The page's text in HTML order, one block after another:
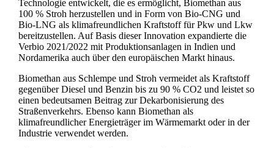
Technologie entwickelt, die es ermöglicht, Biomethan aus
100 % Stroh herzustellen und in Form von Bio-CNG und
Bio-LNG als klimafreundlichen Kraftstoff für Pkw und Lkw
bereitzustellen. Auf Basis dieser Innovation expandierte die
Verbio 2021/2022 mit Produktionsanlagen in Indien und
Nordamerika auch über den europäischen Markt hinaus.
Biomethan aus Schlempe und Stroh vermeidet als Kraftstoff
gegenüber Diesel und Benzin bis zu 90 % CO2 und leistet so
einen bedeutsamen Beitrag zur Dekarbonisierung des
Straßenverkehrs. Ebenso kann Biomethan als
klimafreundlicher Energieträger im Wärmemarkt oder in der
Industrie verwendet werden.